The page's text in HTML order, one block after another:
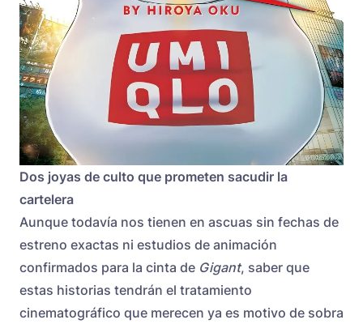
Dos joyas de culto que prometen sacudir la
cartelera
Aunque todavía nos tienen en ascuas sin fechas de
estreno exactas ni estudios de animación
confirmados para la cinta de Gigant, saber que
estas historias tendrán el tratamiento
cinematográfico que merecen ya es motivo de sobra